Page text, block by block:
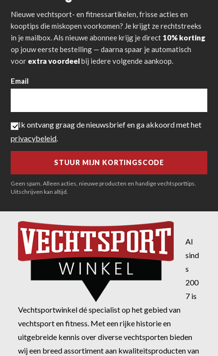
Nieuwe vechtsport- en fitnessartikelen, frisse acties en
kooptips die miskopen voorkomen? Je krijgt ze rechtstreeks
in je mailbox. Als nieuwe abonnee krijg je direct 10% korting
op jouw eerste bestelling — daarna spaar je automatisch
voor extra voordeelbij iedere volgende aankoop.
Email
Ik ontvang graag de nieuwsbrief en ga akkoord met het
privacybeleid.
Geen spam. Alleen acties, nieuwe producten en handige vechtsporttips.
Uitschrijven kan altijd.
Al
sind
s
200
7 is
Vechtsportwinkel dé specialist op het gebied van
vechtsport en fitness. Met een rijke historie en
uitgebreide kennis over diverse vechtsporten bieden
wij een breed assortiment aan kwaliteitsproducten van